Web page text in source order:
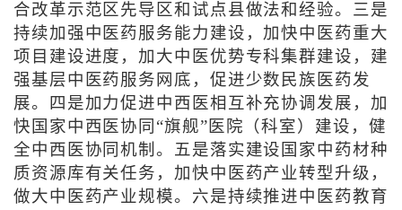
合改革示范区先导区和试点县做法和经验。三是
持续加强中医药服务能力建设，加快中医药重大
项目建设进度，加大中医优势专科集群建设，建
强基层中医药服务网底，促进少数民族医药发
展。四是加力促进中西医相互补充协调发展，加
快国家中西医协同“旗舰”医院（科室）建设，健
全中西医协同机制。五是落实建设国家中药材种
质资源库有关任务，加快中医药产业转型升级，
做大中医药产业规模。六是持续推进中医药教育